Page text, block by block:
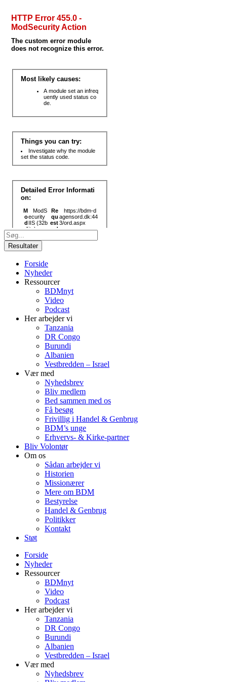
Search
...Resultater
Forside
Nyheder
Ressourcer
BDMnyt
Video
Podcast
Her arbejder vi
Tanzania
DR Congo
Burundi
Albanien
Vestbredden – Israel
Vær med
Nyhedsbrev
Bliv medlem
Bed sammen med os
Få besøg
Frivillig i Handel & Genbrug
BDM’s unge
Erhvervs- & Kirke-partner
Bliv Volontør
Om os
Sådan arbejder vi
Historien
Missionærer
Mere om BDM
Bestyrelse
Handel & Genbrug
Politikker
Kontakt
Støt
Forside
Nyheder
Ressourcer
BDMnyt
Video
Podcast
Her arbejder vi
Tanzania
DR Congo
Burundi
Albanien
Vestbredden – Israel
Vær med
Nyhedsbrev